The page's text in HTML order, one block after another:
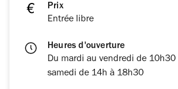
Prix
Entrée libre
Heures d'ouverture
Du mardi au vendredi de 10h30
samedi de 14h à 18h30